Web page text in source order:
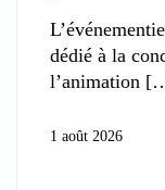
dédié à la
l’animation
1 août 2026